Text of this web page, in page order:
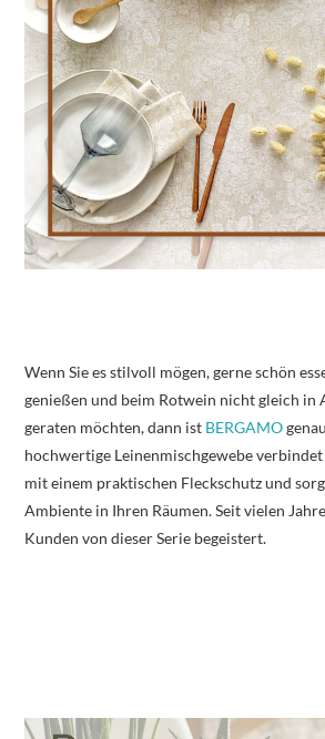
Wenn Sie es stilvoll mögen, gerne schön
genießen und beim Rotwein nicht gleich
geraten möchten, dann ist BERGAMO
hochwertige Leinenmischgewebe
mit einem praktischen Fleckschutz und
Ambiente in Ihren Räumen. Seit vielen
Kunden von dieser Serie begeistert.